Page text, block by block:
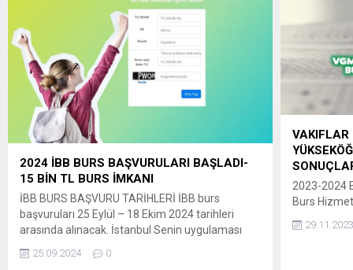
zorlukların farkındayız. Onların geleceğini
şekillendirdiği bu önemli süreçte yanlarında
olmak, Sosyal Belediyecilik anlayışımızın bir
gereği ve görevlerimizden biridir. Bu sebeple bu
yıl üniversiteye adım...
unutmayın,
adımda,
yanınızda
2024 İBB BURS BAŞVURULARI BAŞLADI-
15 BİN TL BURS İMKANI
İBB BURS BAŞVURU TARİHLERİ İBB burs
başvuruları 25 Eylül – 18 Ekim 2024 tarihleri
arasında alınacak. İstanbul Senin uygulaması
BURS BAŞVURUSU NASIL YAPILIR? İBB burs
25.09.2024 0
VAKIFLAR
2023-2024
Burs
29.11.2023